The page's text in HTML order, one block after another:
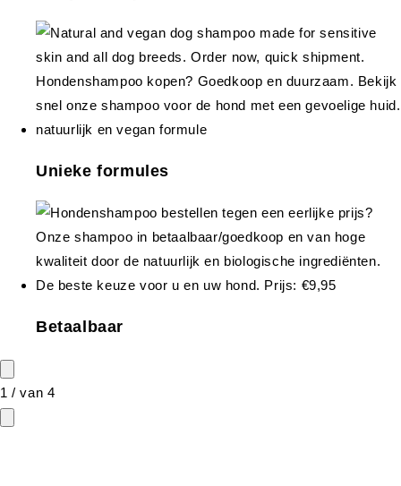
Unieke formules
Betaalbaar
1 /van 4